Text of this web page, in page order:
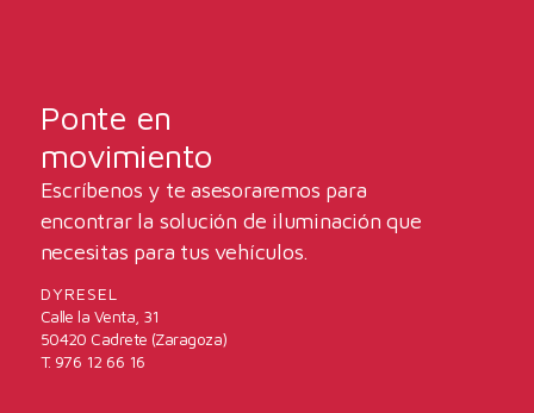
Ponte en
movimiento
Escríbenos y te asesoraremos para
encontrar la solución de iluminación que
necesitas para tus vehículos.
DYRESEL
Calle la Venta, 31
50420 Cadrete (Zaragoza)
T. 976 12 66 16